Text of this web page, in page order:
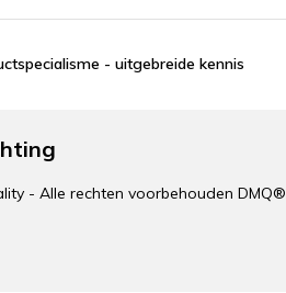
- uitgebreide kennis
- Alle rechten voorbehouden DMQ®